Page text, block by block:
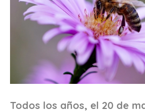
Todos los años, el 20 de